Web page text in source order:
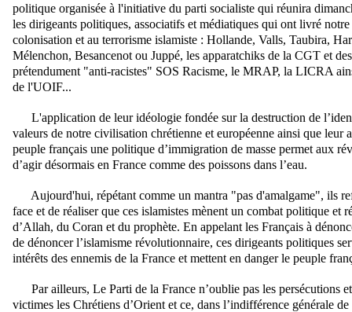
politique organisée à l'initiative du parti socialiste qui réunira
les dirigeants politiques, associatifs et médiatiques qui ont livré
colonisation et au terrorisme islamiste : Hollande, Valls, Taubira,
Mélenchon, Besancenot ou Juppé, les apparatchiks de la CGT et
prétendument "anti-racistes" SOS Racisme, le MRAP, la LICRA
de l'UOIF...
L'application de leur idéologie fondée sur la destruction de
valeurs de notre civilisation chrétienne et européenne ainsi que leur
peuple français une politique d’immigration de masse permet aux
d’agir désormais en France comme des poissons dans l’eau.
Aujourd'hui, répétant comme un mantra "pas d'amalgame", ils
face et de réaliser que ces islamistes mènent un combat politique et
d’Allah, du Coran et du prophète. En appelant les Français à
de dénoncer l’islamisme révolutionnaire, ces dirigeants politiques
intérêts des ennemis de la France et mettent en danger le peuple
Par ailleurs, Le Parti de la France n’oublie pas les persécutions et
victimes les Chrétiens d’Orient et ce, dans l’indifférence générale